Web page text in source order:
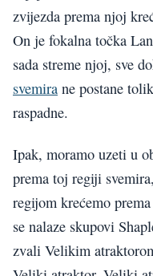
zvijezda prema njoj
On je fokalna točka
sada streme njoj, sve
svemira ne postane
raspadne.
Ipak, moramo uzeti u
prema toj regiji
regijom krećemo
se nalaze skupovi
zvali Velikim